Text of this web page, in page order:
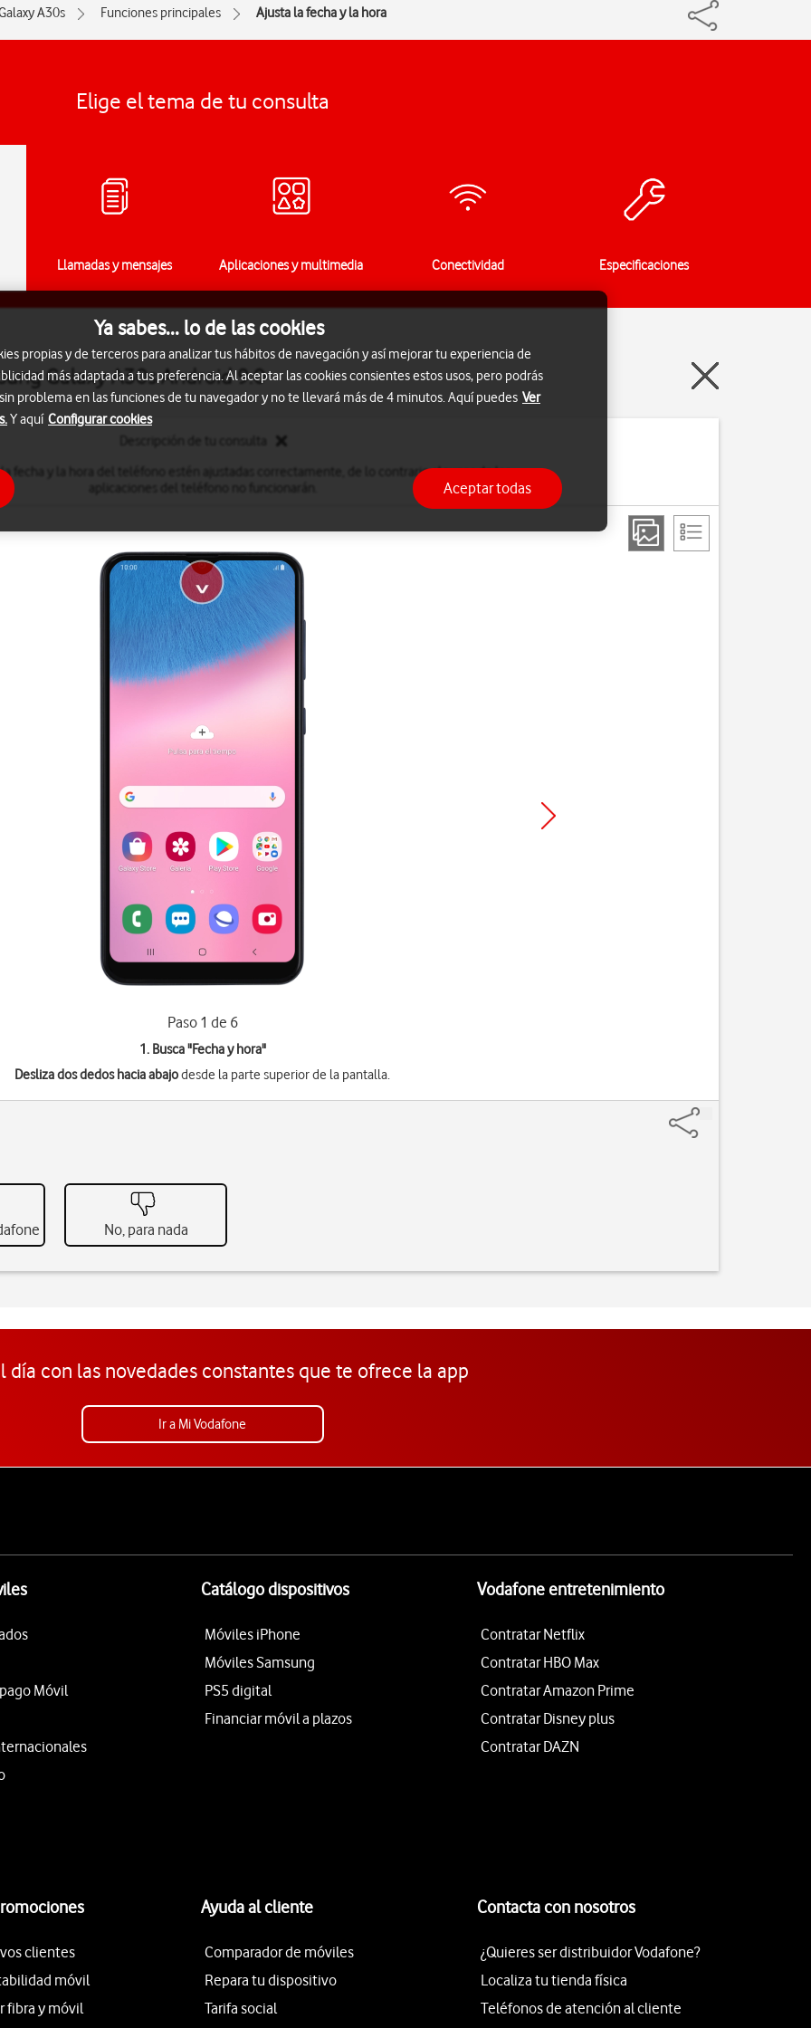
A30s Funciones principales Ajusta la fecha y la hora
Elige el tema de tu consulta
Llamadas y mensajes Aplicaciones y multimedia Conectividad Especificaciones
Galaxy A30s Android 9.0
fecha y la hora del teléfono estén ajustadas correctamente, de lo contrario algunas de las
Paso 1 de 6
1. Busca "Fecha y hora"
Desliza dos dedos hacia abajodesde la parte superior de la pantalla.
No, para nada
día con las novedades constantes que te ofrece la app
Ir a Mi Vodafone
Móvil
Catálogo dispositivos
Móviles iPhone
Móviles Samsung
PS5 digital
Financiar móvil a plazos
Vodafone entretenimiento
Contratar Netflix
Contratar HBO Max
Contratar Amazon Prime
Contratar Disney plus
Contratar DAZN
clientes
móvil
fibra y móvil
Ayuda al cliente
Comparador de móviles
Repara tu dispositivo
Tarifa social
Contacta con nosotros
¿Quieres ser distribuidor Vodafone?
Localiza tu tienda física
Teléfonos de atención al cliente
Ya sabes... lo de las cookies
propias y de terceros para analizar tus hábitos de navegación y así mejorar tu experiencia de
más adaptada a tus preferencia. Al aceptar las cookies consientes estos usos, pero podrás
problema en las funciones de tu navegador y no te llevará más de 4 minutos. Aquí puedes Ver
Y aquí Configurar cookies
Aceptar todas